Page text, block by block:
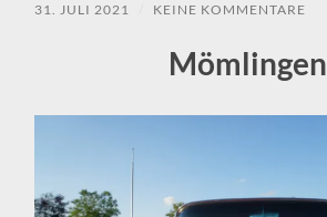
31. JULI 2021 KEINE KOMMENTARE
Mömlingen